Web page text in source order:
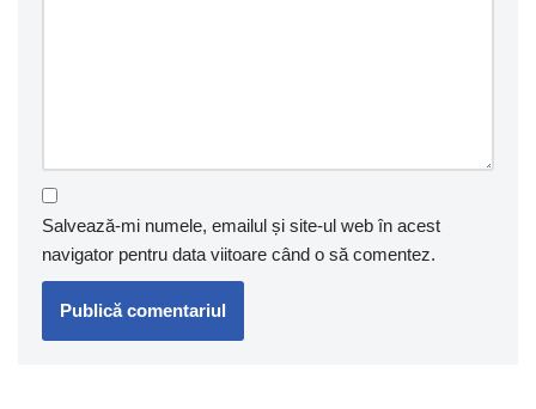
Salvează-mi numele, emailul și site-ul web în acest
navigator pentru data viitoare când o să comentez.